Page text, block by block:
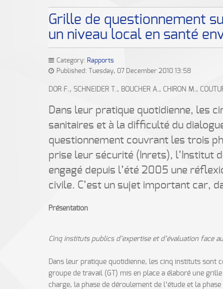
Grille de questionnement
un niveau local en santé
Category: Rapports
Published: Tuesday, 07 December 2010 13:58
DOR F., SCHNEIDER T., BOUCHER A., CHIRON M.,
Dans leur pratique quotidienne, les
sanitaires et à la difficulté du
questionnement couvrant les trois
prise leur sécurité (Inrets), l’Institut
engagé depuis l’été 2005 une
civile. C’est un sujet important car,
Présentation
Cinq instituts publics d’expertise et d’évaluation face
Dans leur pratique quotidienne, les cinq instituts sont
groupe de travail (GT) mis en place a élaboré une
charge, la phase de déroulement de l’étude et la